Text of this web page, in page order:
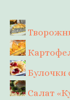
Булочки
Салат